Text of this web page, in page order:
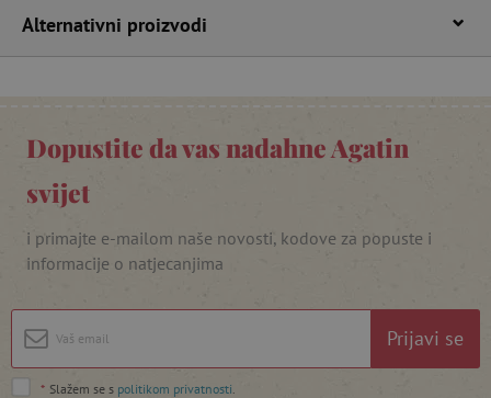
Alternativni proizvodi
Dopustite da vas nadahne Agatin
svijet
i primajte e-mailom naše novosti, kodove za popuste i
informacije o natjecanjima
Prijavi se
* Slažem se s politikom privatnosti
featureFlagIdentifier www.agatinsvijet.hr
_lb_ccc
Googleovu politiku privatnosti